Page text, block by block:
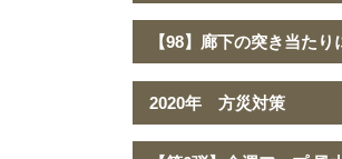
【98】廊下の突き当た
2020年 方災対策